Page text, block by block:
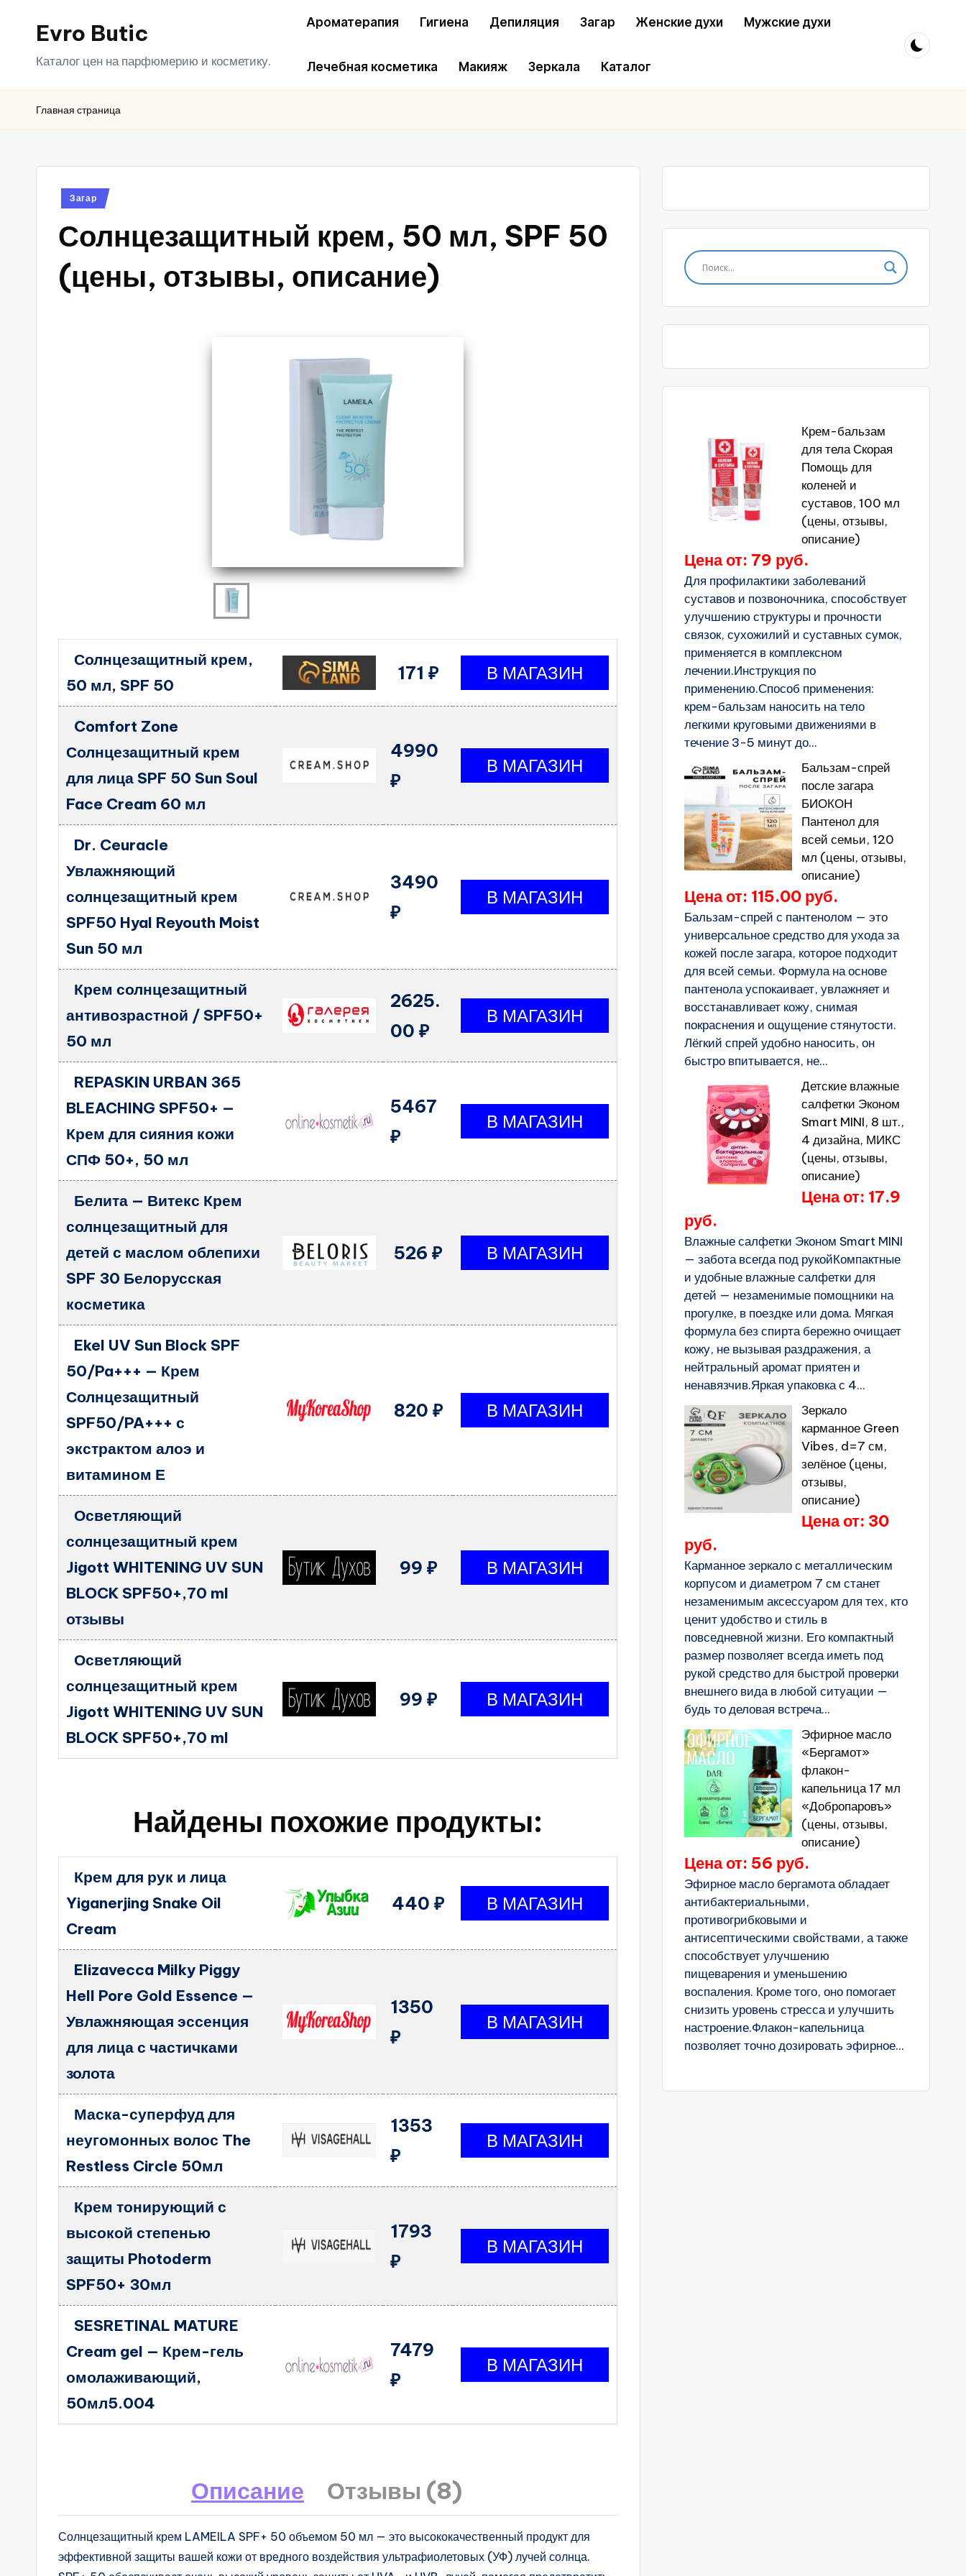
ПерейтиEvro Butic
Каталог цен на парфюмерию и косметику.
Ароматерапия Гигиена Депиляция Загар Женские духи Мужские духи
Лечебная косметика Макияж Зеркала Каталог
Главная страница
Опубликовано
Загар
Солнцезащитный крем, 50 мл, SPF 50
(цены, отзывы, описание)
Солнцезащитный крем,
50 мл, SPF 50
171 ₽
Comfort Zone
Солнцезащитный крем
для лица SPF 50 Sun Soul
Face Cream 60 мл
4990
₽
Dr. Ceuracle
Увлажняющий
солнцезащитный крем
SPF50 Hyal Reyouth Moist
Sun 50 мл
3490
₽
Крем солнцезащитный
антивозрастной / SPF50+
50 мл
2625.
00 ₽
REPASKIN URBAN 365
BLEACHING SPF50+ —
Крем для сияния кожи
СПФ 50+, 50 мл
5467
₽
Белита — Витекс Крем
солнцезащитный для
детей с маслом облепихи
SPF 30 Белорусская
косметика
526 ₽
Ekel UV Sun Block SPF
50/Pa+++ — Крем
Солнцезащитный
SPF50/PA+++ с
экстрактом алоэ и
витамином Е
820 ₽
Осветляющий
солнцезащитный крем
Jigott WHITENING UV SUN
BLOCK SPF50+,70 ml
отзывы
99 ₽
Осветляющий
солнцезащитный крем
Jigott WHITENING UV SUN
BLOCK SPF50+,70 ml
99 ₽
Найдены похожие продукты:
Крем для рук и лица
Yiganerjing Snake Oil
Cream
440 ₽
Elizavecca Milky Piggy
Hell Pore Gold Essence —
Увлажняющая эссенция
для лица с частичками
золота
1350
₽
Маска-суперфуд для
неугомонных волос The
Restless Circle 50мл
1353
₽
Крем тонирующий с
высокой степенью
защиты Photoderm
SPF50+ 30мл
1793
₽
SESRETINAL MATURE
Cream gel — Крем-гель
омолаживающий,
50мл5.004
7479
₽
Описание Отзывы (8)
Солнцезащитный крем LAMEILA SPF+ 50 объемом 50 мл — это высококачественный продукт для
эффективной защиты вашей кожи от вредного воздействия ультрафиолетовых (УФ) лучей солнца.
Крем-бальзам
для тела Скорая
Помощь для
коленей и
суставов, 100 мл
(цены, отзывы,
описание)
Цена от: 79 руб.
Для профилактики заболеваний
суставов и позвоночника, способствует
улучшению структуры и прочности
связок, сухожилий и суставных сумок,
применяется в комплексном
лечении.Инструкция по
применению.Способ применения:
крем-бальзам наносить на тело
легкими круговыми движениями в
течение 3-5 минут до...
Бальзам-спрей
после загара
БИОКОН
Пантенол для
всей семьи, 120
мл (цены, отзывы,
описание)
Цена от: 115.00 руб.
Бальзам-спрей с пантенолом — это
универсальное средство для ухода за
кожей после загара, которое подходит
для всей семьи. Формула на основе
пантенола успокаивает, увлажняет и
восстанавливает кожу, снимая
покраснения и ощущение стянутости.
Лёгкий спрей удобно наносить, он
быстро впитывается, не...
Детские влажные
салфетки Эконом
Smart MINI, 8 шт.,
4 дизайна, МИКС
(цены, отзывы,
описание)
Цена от: 17.9
руб.
Влажные салфетки Эконом Smart MINI
— забота всегда под рукойКомпактные
и удобные влажные салфетки для
детей — незаменимые помощники на
прогулке, в поездке или дома. Мягкая
формула без спирта бережно очищает
кожу, не вызывая раздражения, а
нейтральный аромат приятен и
ненавязчив.Яркая упаковка с 4...
Зеркало
карманное Green
Vibes, d=7 см,
зелёное (цены,
отзывы,
описание)
Цена от: 30
руб.
Карманное зеркало с металлическим
корпусом и диаметром 7 см станет
незаменимым аксессуаром для тех, кто
ценит удобство и стиль в
повседневной жизни. Его компактный
размер позволяет всегда иметь под
рукой средство для быстрой проверки
внешнего вида в любой ситуации —
будь то деловая встреча...
Эфирное масло
«Бергамот»
флакон-
капельница 17 мл
«Добропаровъ»
(цены, отзывы,
описание)
Цена от: 56 руб.
Эфирное масло бергамота обладает
антибактериальными,
противогрибковыми и
антисептическими свойствами, а также
способствует улучшению
пищеварения и уменьшению
воспаления. Кроме того, оно помогает
снизить уровень стресса и улучшить
настроение.Флакон-капельница
позволяет точно дозировать эфирное...